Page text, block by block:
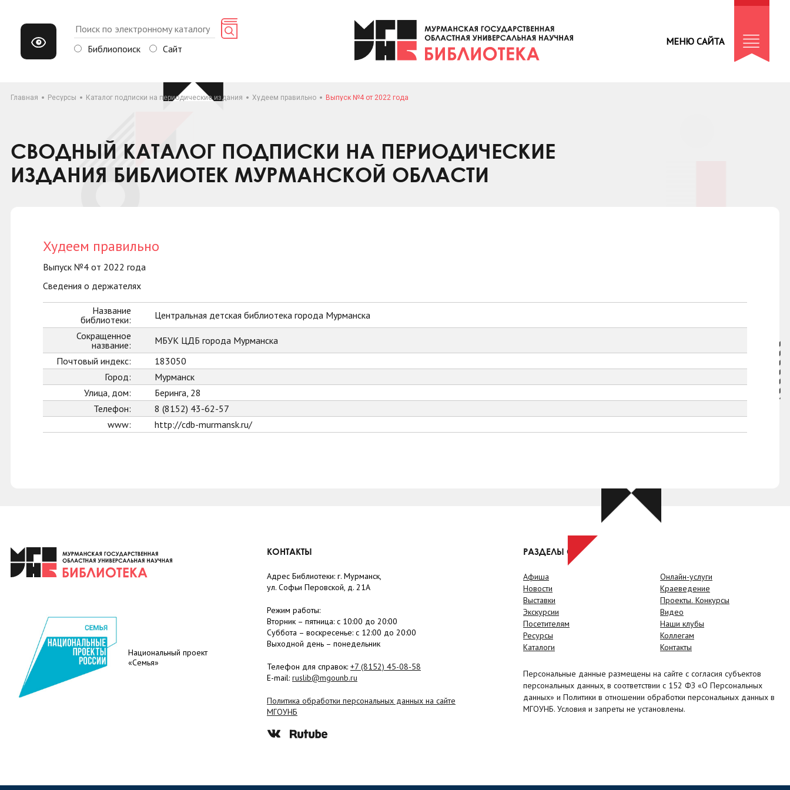
Библиопоиск Сайт
МЕНЮ САЙТА
Главная Ресурсы Каталог подписки на периодические издания Худеем правильно Выпуск №4 от 2022 года
СВОДНЫЙ КАТАЛОГ ПОДПИСКИ НА ПЕРИОДИЧЕСКИЕ
ИЗДАНИЯ БИБЛИОТЕК МУРМАНСКОЙ ОБЛАСТИ
Худеем правильно
Выпуск №4 от 2022 года
Сведения о держателях
Название
библиотеки:
Центральная детская библиотека города Мурманска
Сокращенное
название:
МБУК ЦДБ города Мурманска
Почтовый индекс:
183050
Город:
Мурманск
Улица, дом:
Беринга, 28
Телефон:
8 (8152) 43-62-57
www:
http://cdb-murmansk.ru/
Национальный проект
«Семья»
КОНТАКТЫ
Адрес Библиотеки: г. Мурманск,
ул. Софьи Перовской, д. 21А
Режим работы:
Вторник – пятница: с 10:00 до 20:00
Суббота – воскресенье: c 12:00 до 20:00
Выходной день – понедельник
Телефон для справок: +7 (8152) 45-08-58
E-mail: ruslib@mgounb.ru
Политика обработки персональных данных на сайте
МГОУНБ
РАЗДЕЛЫ САЙТА
Афиша
Новости
Выставки
Экскурсии
Посетителям
Ресурсы
Каталоги
Онлайн-услуги
Краеведение
Проекты. Конкурсы
Видео
Наши клубы
Коллегам
Контакты
Персональные данные размещены на сайте с согласия субъектов
персональных данных, в соответствии с 152 ФЗ «О Персональных
данных» и Политики в отношении обработки персональных данных в
МГОУНБ. Условия и запреты не установлены.